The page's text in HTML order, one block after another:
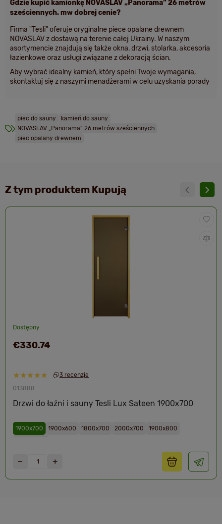
Gdzie kupić kamionkę NOVASLAV „Panorama” 26 metrów
sześciennych. mw dobrej cenie?
Firma "Tesli"oferuje oryginalne piece opalane drewnem
NOVASLAV z dostawą na terenie całej Ukrainy. W naszym
asortymencie znajdują się także okna, drzwi, stolarka, akcesoria
łazienkowe oraz usługi związane z dekoracją ścian.
Aby wybrać idealny kamień, który spełni Twoje wymagania,
skontaktuj się z naszymi menadżerami w celu uzyskania porady
piec do sauny
kamień do sauny
NOVASLAV „Panorama” 26 metrów sześciennych
piec opalany drewnem
Z tym produktem Kupują
3 recenzje
Dostępny
013888
Drzwi do łaźni i sauny Tesli Lux Sateen 1900х700
€330.74
1900x700 1900х600 1800х700 2000x700
1900х800